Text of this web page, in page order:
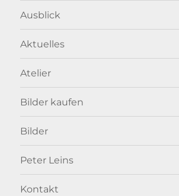
Ausblick
Aktuelles
Atelier
Bilder kaufen
Bilder
Peter Leins
Kontakt